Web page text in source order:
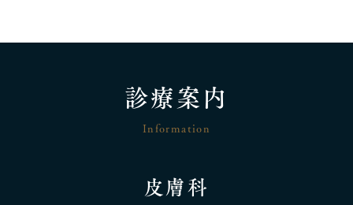
診療案内
Information
皮膚科